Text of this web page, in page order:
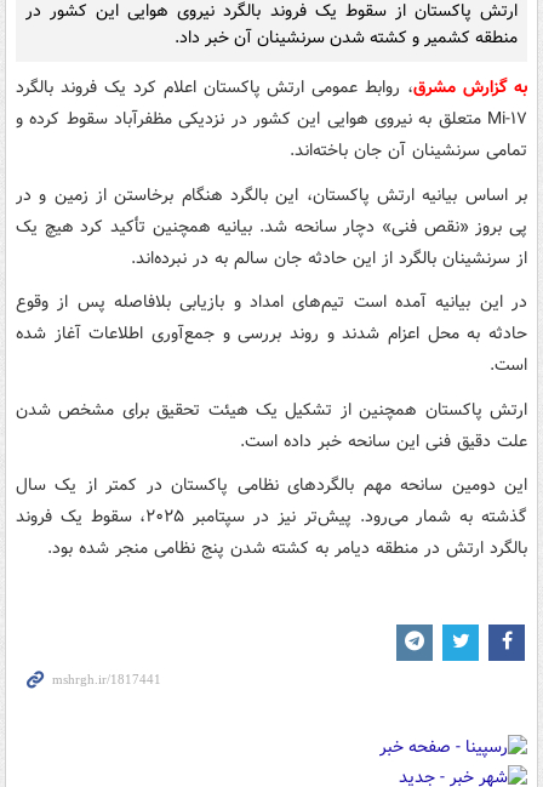
ارتش پاکستان از سقوط یک فروند بالگرد نیروی هوایی این کشور در
منطقه کشمیر و کشته شدن سرنشینان آن خبر داد.
به گزارش مشرق، روابط عمومی ارتش پاکستان اعلام کرد یک فروند بالگرد
Mi-۱۷ متعلق به نیروی هوایی این کشور در نزدیکی مظفرآباد سقوط کرده و
تمامی سرنشینان آن جان باخته‌اند.
بر اساس بیانیه ارتش پاکستان، این بالگرد هنگام برخاستن از زمین و در
پی بروز «نقص فنی» دچار سانحه شد. بیانیه همچنین تأکید کرد هیچ یک
از سرنشینان بالگرد از این حادثه جان سالم به در نبرده‌اند.
در این بیانیه آمده است تیم‌های امداد و بازیابی بلافاصله پس از وقوع
حادثه به محل اعزام شدند و روند بررسی و جمع‌آوری اطلاعات آغاز شده
است.
ارتش پاکستان همچنین از تشکیل یک هیئت تحقیق برای مشخص شدن
علت دقیق فنی این سانحه خبر داده است.
این دومین سانحه مهم بالگردهای نظامی پاکستان در کمتر از یک سال
گذشته به شمار می‌رود. پیش‌تر نیز در سپتامبر ۲۰۲۵، سقوط یک فروند
بالگرد ارتش در منطقه دیامر به کشته شدن پنج نظامی منجر شده بود.